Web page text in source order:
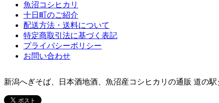
魚沼コシヒカリ
十日町のご紹介
配送方法・送料について
特定商取引法に基づく表記
プライバシーポリシー
お問い合わせ
新潟へぎそば、日本酒地酒、魚沼産コシヒカリの通販 道の